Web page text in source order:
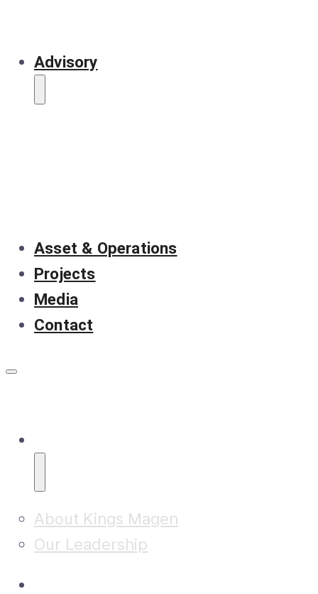
Advisory
Asset & Operations
Projects
Media
Contact
About Kings Magen
Our Leadership